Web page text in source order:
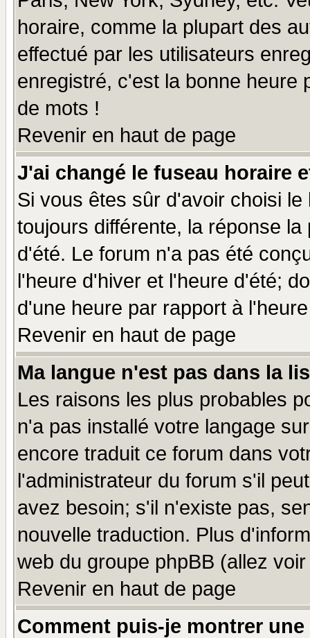
horaire, comme la plupart des
effectué par les utilisateurs
enregistré, c'est la bonne heure
de mots !
Revenir en haut de page
J'ai changé le fuseau horaire
Si vous êtes sûr d'avoir choisi
toujours différente, la réponse
d'été. Le forum n'a pas été
l'heure d'hiver et l'heure d'été;
d'une heure par rapport à
Revenir en haut de page
Ma langue n'est pas dans la
Les raisons les plus probables
n'a pas installé votre langage
encore traduit ce forum dans
l'administrateur du forum s'il
avez besoin; s'il n'existe pas,
nouvelle traduction. Plus
web du groupe phpBB (allez
Revenir en haut de page
Comment puis-je montrer